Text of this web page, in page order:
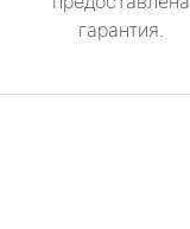
гарантия.